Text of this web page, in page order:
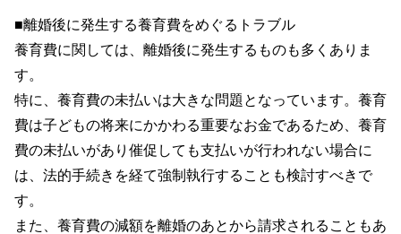
■離婚後に発生する養育費をめぐるトラブル
養育費に関しては、離婚後に発生するものも多くありま
す。
特に、養育費の未払いは大きな問題となっています。養育
費は子どもの将来にかかわる重要なお金であるため、養育
費の未払いがあり催促しても支払いが行われない場合に
は、法的手続きを経て強制執行することも検討すべきで
す。
また、養育費の減額を離婚のあとから請求されることもあ